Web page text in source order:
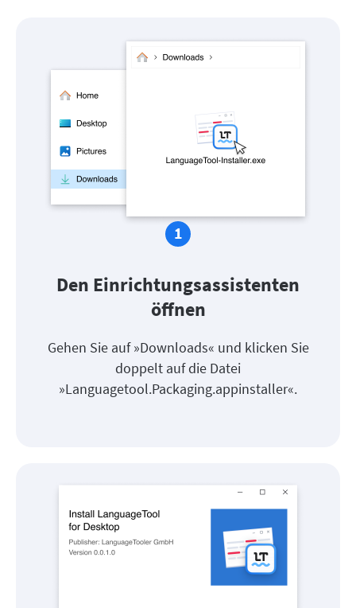
Den Einrichtungsassistenten
öffnen
Gehen Sie auf »Downloads« und klicken Sie
doppelt auf die Datei
»Languagetool.Packaging.appinstaller«.